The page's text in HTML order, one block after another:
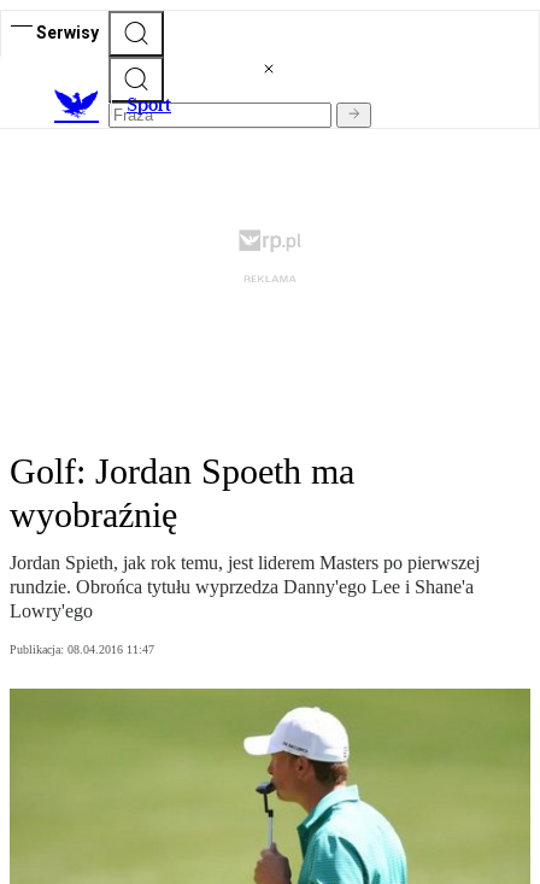
Serwisy
Sport
Golf: Jordan Spoeth ma
wyobraźnię
Jordan Spieth, jak rok temu, jest liderem Masters po pierwszej
rundzie. Obrońca tytułu wyprzedza Danny'ego Lee i Shane'a
Lowry'ego
Publikacja: 08.04.2016 11:47